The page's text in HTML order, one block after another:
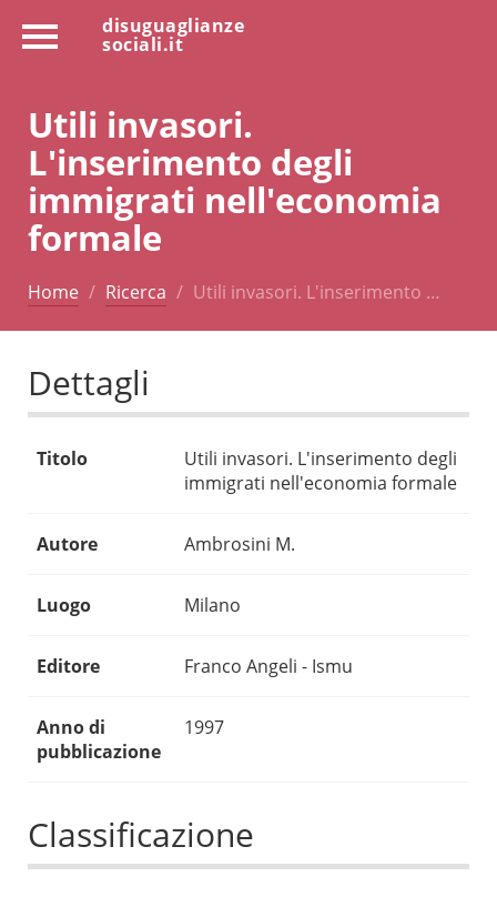
disuguaglianze
sociali.it
Utili invasori.
L'inserimento degli
immigrati nell'economia
formale
Home Ricerca Utili invasori. L'inserimento …
Dettagli
Titolo
Utili invasori. L'inserimento degli
immigrati nell'economia formale
Autore Ambrosini M.
Luogo Milano
Editore Franco Angeli - Ismu
Anno di
pubblicazione
1997
Classificazione